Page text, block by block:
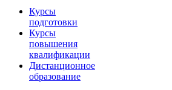
Курсы
подготовки
Курсы
повышения
квалификации
Дистанционное
образование